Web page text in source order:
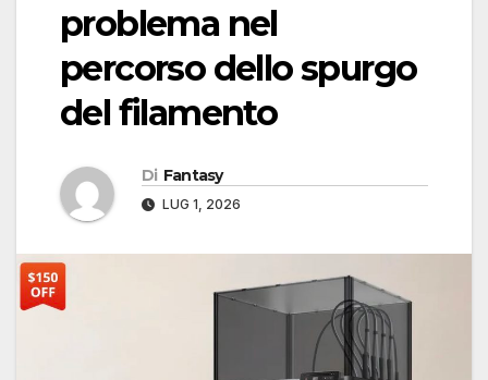
problema nel
percorso dello spurgo
del filamento
Di Fantasy
LUG 1, 2026